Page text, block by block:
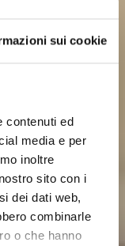
sui cookie
contenuti ed
media e per
inoltre
sito con i
dei dati web,
combinarle
o che hanno